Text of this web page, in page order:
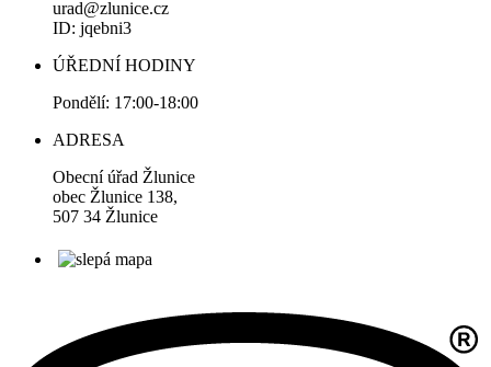
urad@zlunice.cz
ID: jqebni3
ÚŘEDNÍ HODINY
Pondělí: 17:00-18:00
ADRESA
Obecní úřad Žlunice
obec Žlunice 138,
507 34 Žlunice